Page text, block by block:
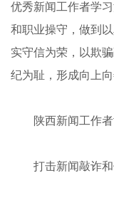
优秀新闻工作者学
和职业操守，做到
实守信为荣，以欺
纪为耻，形成向上
陕西新闻工作者
打击新闻敲诈和